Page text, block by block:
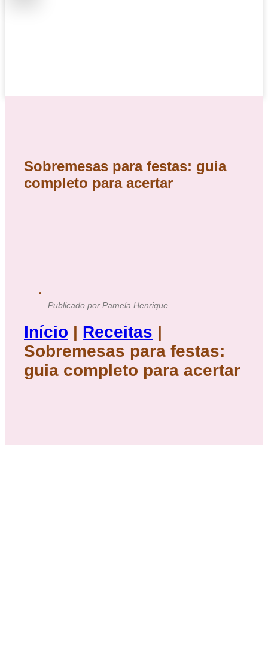
Sobremesas para festas: guia
completo para acertar
Publicado por Pamela Henrique
Início Receitas
Sobremesas para festas:
guia completo para acertar